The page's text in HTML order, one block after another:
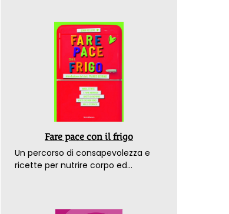
Fare pace con il frigo
Un percorso di consapevolezza e
ricette per nutrire corpo ed